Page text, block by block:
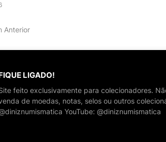
Anterior
LIGADO!
feito exclusivamente para colecionadores.
de moedas, notas, selos ou outros
YouTube: @diniznumismatica